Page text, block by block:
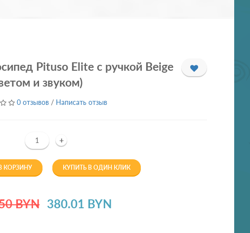
Pituso Elite с ручкой Beige
и звуком)
0 отзывов / Написать отзыв
+
КОРЗИНУ КУПИТЬ В ОДИН КЛИК
BYN 380.01 BYN